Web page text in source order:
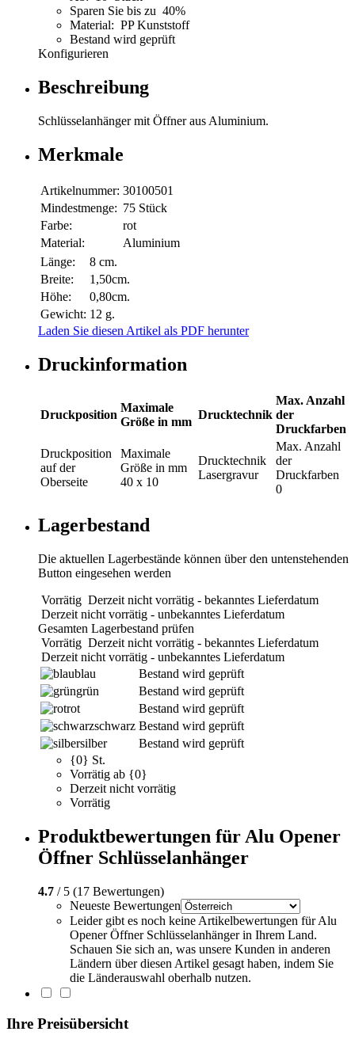
Sparen Sie bis zu 40%
Material: PP Kunststoff
Bestand wird geprüft
Konfigurieren
Beschreibung
Schlüsselanhänger mit Öffner aus Aluminium.
Merkmale
Artikelnummer: 30100501
Mindestmenge: 75 Stück
Farbe:
rot
Material:
Aluminium
Länge:
8 cm.
Breite:
1,50cm.
Höhe:
0,80cm.
Gewicht: 12 g.
Laden Sie diesen Artikel als PDF herunter
Druckinformation
Druckposition
Maximale
Größe in mm
Drucktechnik
Max. Anzahl
der
Druckfarben
Druckposition
auf der
Oberseite
Maximale
Größe in mm
40 x 10
Drucktechnik
Lasergravur
Max. Anzahl
der
Druckfarben
0
Lagerbestand
Die aktuellen Lagerbestände können über den untenstehenden
Button eingesehen werden
Vorrätig Derzeit nicht vorrätig - bekanntes Lieferdatum
Derzeit nicht vorrätig - unbekanntes Lieferdatum
Gesamten Lagerbestand prüfen
Vorrätig Derzeit nicht vorrätig - bekanntes Lieferdatum
Derzeit nicht vorrätig - unbekanntes Lieferdatum
blau
Bestand wird geprüft
grün
Bestand wird geprüft
rot
Bestand wird geprüft
schwarz Bestand wird geprüft
silber
Bestand wird geprüft
{0} St.
Vorrätig ab {0}
Derzeit nicht vorrätig
Vorrätig
Produktbewertungen für Alu Opener
Öffner Schlüsselanhänger
4.7 / 5 (17 Bewertungen)
Neueste Bewertungen
Leider gibt es noch keine Artikelbewertungen für Alu
Opener Öffner Schlüsselanhänger in Ihrem Land.
Schauen Sie sich an, was unsere Kunden in anderen
Ländern über diesen Artikel gesagt haben, indem Sie
die Länderauswahl oberhalb nutzen.
Ihre Preisübersicht